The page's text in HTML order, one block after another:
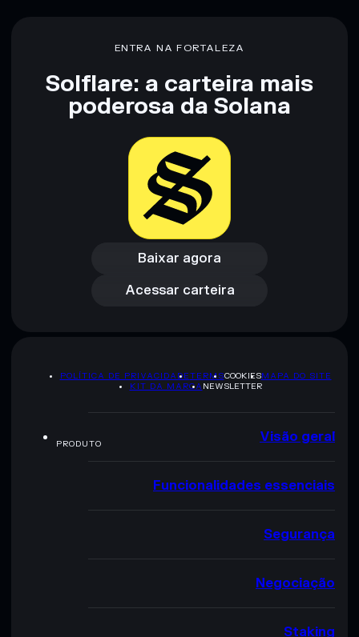
ENTRA NA FORTALEZA
Solflare: a carteira mais
poderosa da Solana
Baixar agora
Baixar agora
Acessar carteira
Acessar carteira
POLÍTICA DE PRIVACIDADETERMSCOOKIESMAPA DO SITE
KIT DA MARCA NEWSLETTER
PRODUTO Visão geral
Funcionalidades essenciais
Segurança
Negociação
Staking